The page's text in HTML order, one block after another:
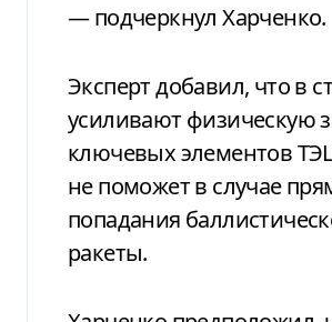
— подчеркнул Харченко.
Эксперт добавил, что в
усиливают физическую
ключевых элементов
не поможет в случае
попадания
ракеты.